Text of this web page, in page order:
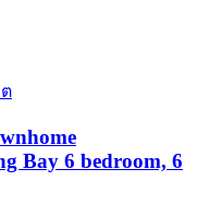
Bay 6 bedroom, 6